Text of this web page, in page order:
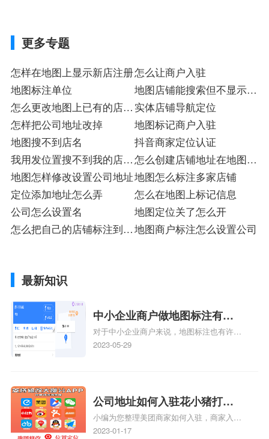
更多专题
怎样在地图上显示新店注册怎么让商户入驻
地图标注单位
地图店铺能搜索但不显示入
驻
怎么更改地图上已有的店名
标
实体店铺导航定位
怎样把公司地址改掉
地图标记商户入驻
地图搜不到店名
抖音商家定位认证
我用发位置搜不到我的店位
置
怎么创建店铺地址在地图上
标
地图怎样修改设置公司地址地图怎么标注多家店铺
定位添加地址怎么弄
怎么在地图上标记信息
公司怎么设置名
地图定位关了怎么开
怎么把自己的店铺标注到地地图商户标注怎么设置公司
最新知识
中小企业商户做地图标注有什
么好处
对于中小企业商户来说，地图标注也有许多
好处，包括：提高可见性和曝光率：通过在
位置，增加商户被发现的机会。方便客户导
航：地图标注可以帮助客户更容易地找到商
户的实际位置。特别是对于新客户或不熟悉
2023-05-29
公司地址如何入驻花小猪打车
地图标记？指路人地图标注服
小编为您整理美团商家如何入驻，商家入驻
教程、商家如何入驻地图、如何入驻地:、
2023-01-17